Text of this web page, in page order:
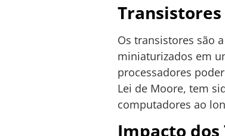
Os transistores são
miniaturizados em
processadores
Lei de Moore, tem
computadores ao
Impacto